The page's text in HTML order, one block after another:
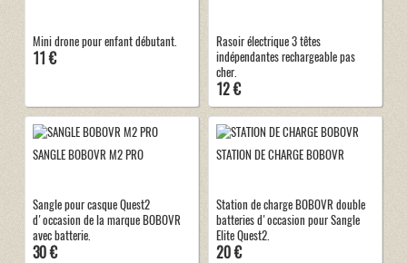
Mini drone pour enfant débutant.
11 €
Rasoir électrique 3 têtes
indépendantes rechargeable pas
cher.
12 €
SANGLE BOBOVR M2 PRO
Sangle pour casque Quest2
d'occasion de la marque BOBOVR
avec batterie.
30 €
STATION DE CHARGE BOBOVR
Station de charge BOBOVR double
batteries d'occasion pour Sangle
Elite Quest2.
20 €